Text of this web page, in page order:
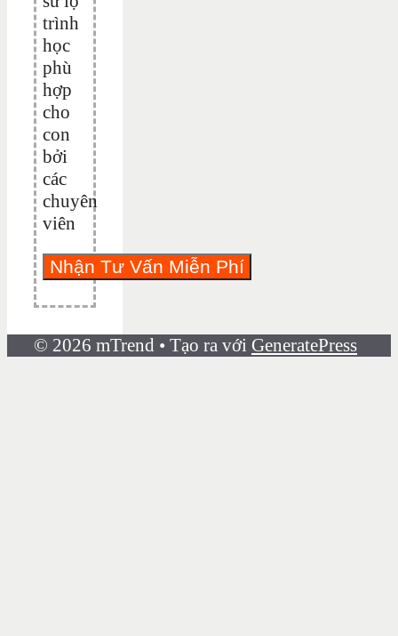
trình
học
phù
hợp
cho
con
bởi
các
chuyên
viên
© 2026 mTrend • Tạo ra với GeneratePress